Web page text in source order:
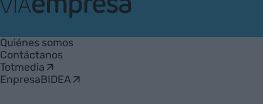
Empresa
Quiénes somos
Contáctanos
Totmedia
EnpresaBIDEA